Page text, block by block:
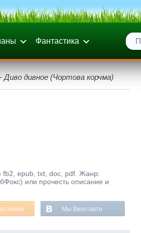
Фантастика
дивное (Чортова корчма)
fb2, epub, txt, doc, pdf. Жанр:
или прочесть описание и
Мы Вконтакте